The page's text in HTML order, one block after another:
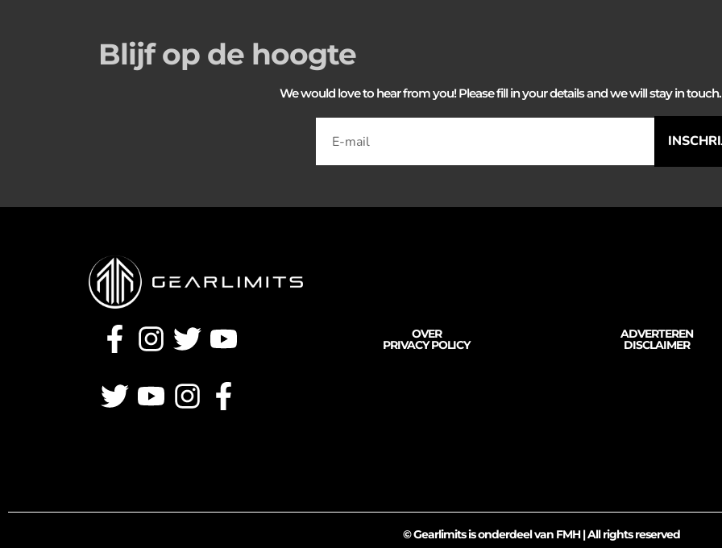
Blijf op de hoogte
We would love to hear from you! Please fill in your details and we will stay in
OVER
PRIVACY POLICY
ADVERTEREN
DISCLAIMER
© Gearlimits is onderdeel van FMH | All rights reserved